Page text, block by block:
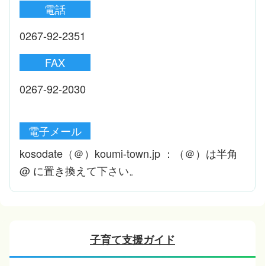
電話
0267-92-2351
FAX
0267-92-2030
電子メール
kosodate（＠）koumi-town.jp ：（＠）は半角
@ に置き換えて下さい。
子育て支援ガイド